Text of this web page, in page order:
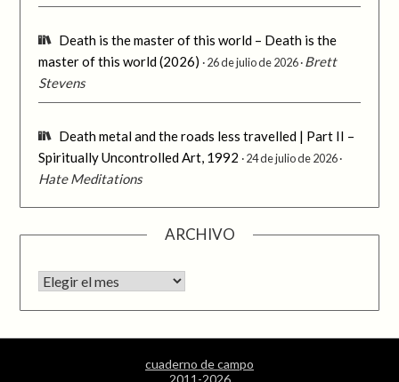
Death is the master of this world – Death is the
master of this world (2026)
26 de julio de 2026 Brett
Stevens
Death metal and the roads less travelled | Part II –
Spiritually Uncontrolled Art, 1992
24 de julio de 2026
Hate Meditations
ARCHIVO
Archivo
cuaderno de campo
2011-2026